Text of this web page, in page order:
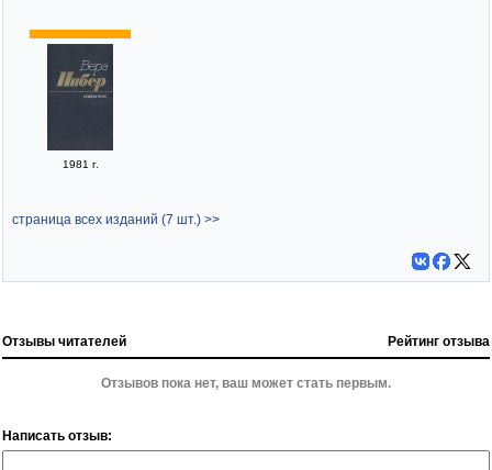
1981 г.
страница всех изданий (7 шт.) >>
Отзывы читателей Рейтинг отзыва
Отзывов пока нет, ваш может стать первым.
Написать отзыв: